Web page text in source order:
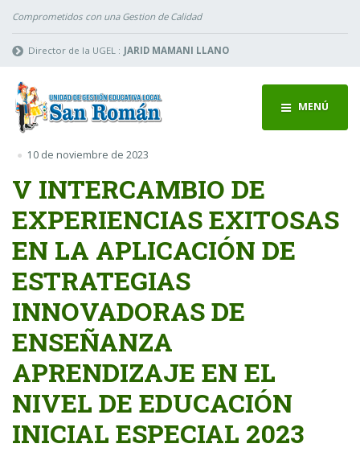
Comprometidos con una Gestion de Calidad
Director de la UGEL : JARID MAMANI LLANO
MENÚ
10 de noviembre de 2023
V INTERCAMBIO DE
EXPERIENCIAS EXITOSAS
EN LA APLICACIÓN DE
ESTRATEGIAS
INNOVADORAS DE
ENSEÑANZA
APRENDIZAJE EN EL
NIVEL DE EDUCACIÓN
INICIAL ESPECIAL 2023